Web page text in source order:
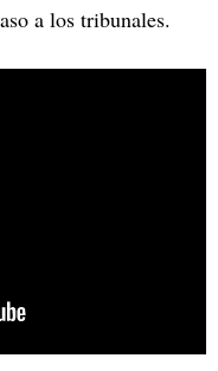
a los tribunales.